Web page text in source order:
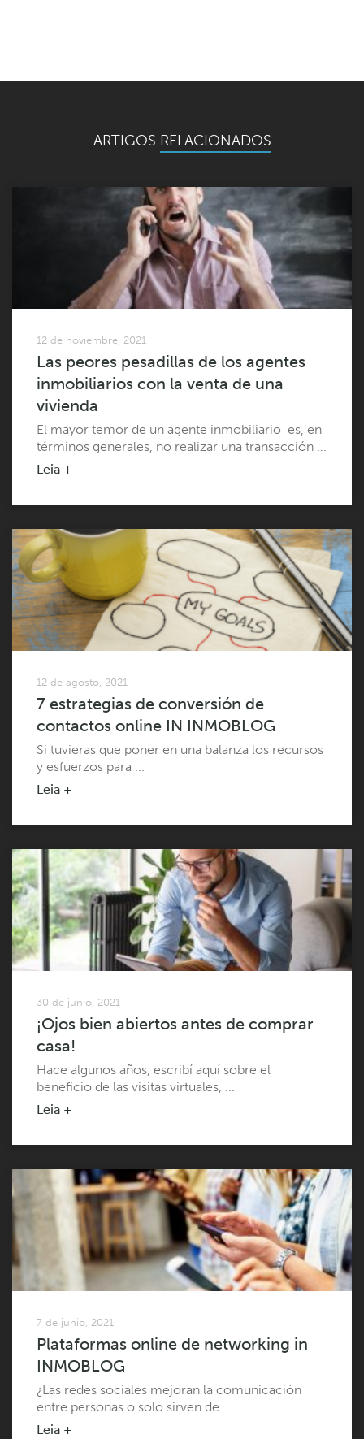
ARTIGOS RELACIONADOS
12 de noviembre, 2021
Las peores pesadillas de los agentes
inmobiliarios con la venta de una
vivienda
El mayor temor de un agente inmobiliario es, en
términos generales, no realizar una transacción ...
Leia +
12 de agosto, 2021
7 estrategias de conversión de
contactos online IN INMOBLOG
Si tuvieras que poner en una balanza los recursos
y esfuerzos para ...
Leia +
30 de junio, 2021
¡Ojos bien abiertos antes de comprar
casa!
Hace algunos años, escribí aquí sobre el
beneficio de las visitas virtuales, ...
Leia +
7 de junio, 2021
Plataformas online de networking in
INMOBLOG
¿Las redes sociales mejoran la comunicación
entre personas o solo sirven de ...
Leia +